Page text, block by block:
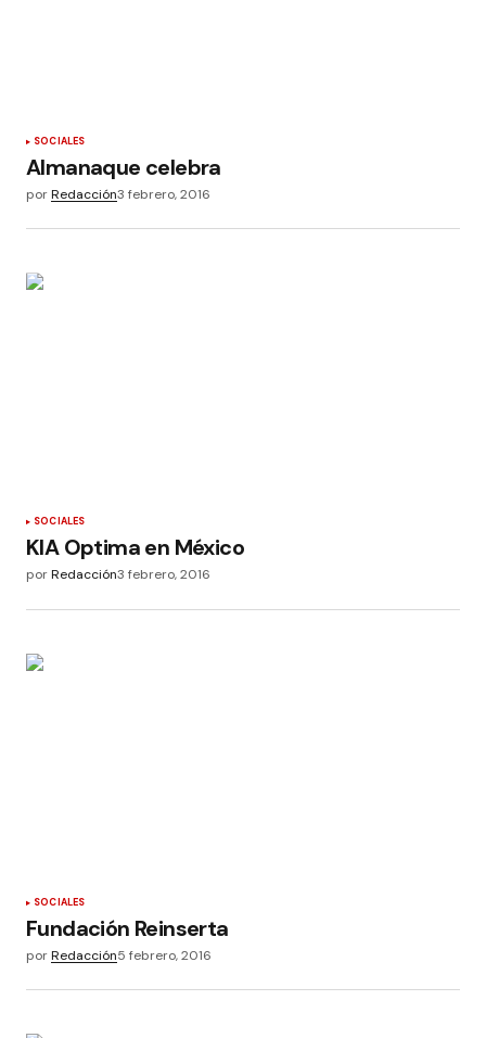
SOCIALES
Almanaque celebra
porRedacción3 febrero, 2016
SOCIALES
KIA Optima en México
porRedacción3 febrero, 2016
SOCIALES
Fundación Reinserta
porRedacción5 febrero, 2016